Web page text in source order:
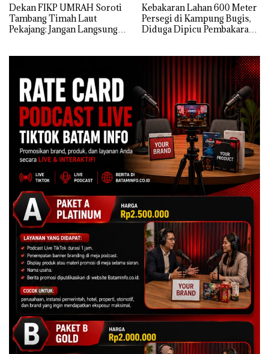
Dekan FIKP UMRAH Soroti
Tambang Timah Laut
Pekajang: Jangan Langsung
Kebakaran Lahan 600 Meter
Persegi di Kampung Bugis,
Diduga Dipicu Pembakaran